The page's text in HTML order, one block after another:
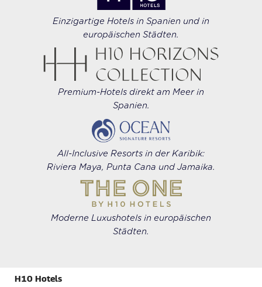
Einzigartige Hotels in Spanien und in
europäischen Städten.
Premium-Hotels direkt am Meer in
Spanien.
All-Inclusive Resorts in der Karibik:
Riviera Maya, Punta Cana und Jamaika.
Moderne Luxushotels in europäischen
Städten.
H10 Hotels